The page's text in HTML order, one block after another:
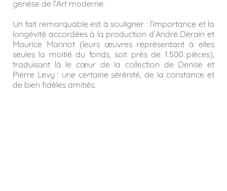
genèse de l’Art moderne.
Un fait remarquable est à souligner : l’importance et la
longévité accordées à la production d’André Derain et
Maurice Marinot (leurs œuvres représentant à elles
seules la moitié du fonds, soit près de 1.500 pièces),
traduisant là le cœur de la collection de Denise et
Pierre Levy : une certaine sérénité, de la constance et
de bien fidèles amitiés.